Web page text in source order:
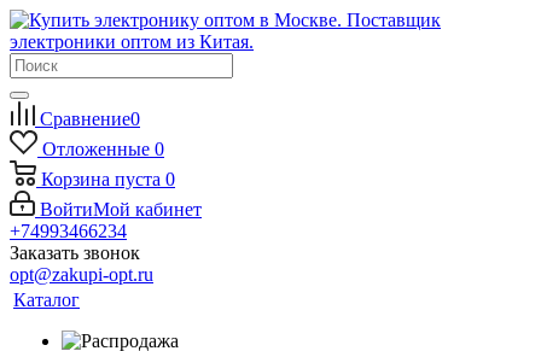
Сравнение0
Отложенные 0
Корзина пуста 0
ВойтиМой кабинет
+74993466234
Заказать звонок
opt@zakupi-opt.ru
Каталог